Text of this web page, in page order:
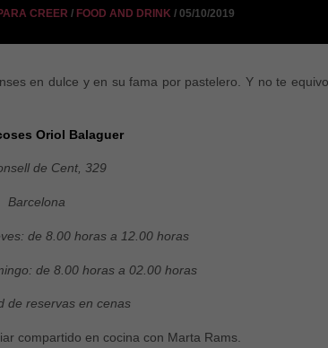
CREER / FOOD AND DRINK / 05/10/2019
en dulce y en su fama por pastelero. Y no te
Oriol Balaguer
de Cent, 329
Barcelona
de 8.00 horas a 12.00 horas
de 8.00 horas a 02.00 horas
de reservas en cenas
compartido en cocina con Marta Rams.